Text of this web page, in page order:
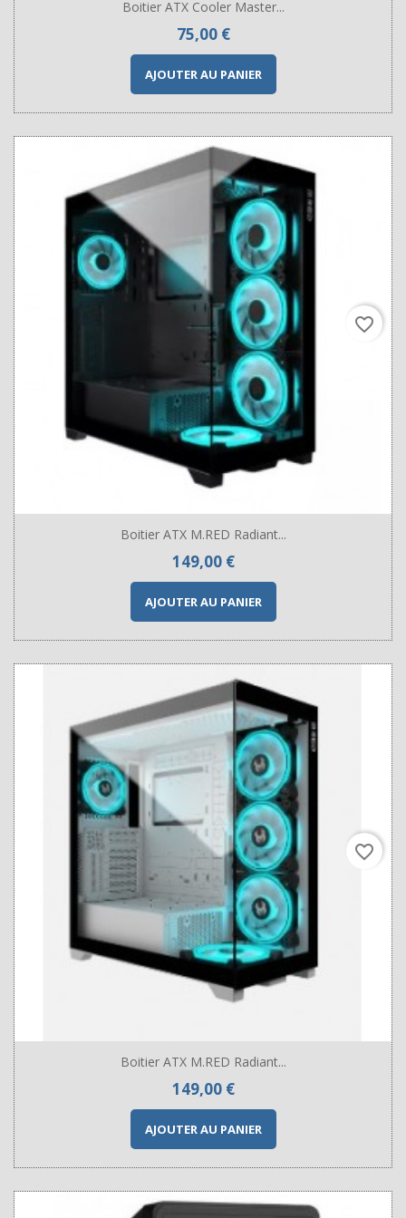
Boitier ATX Cooler Master...
Prix
75,00 €
AJOUTER AU PANIER
Boitier ATX M.RED Radiant...
Prix
149,00 €
AJOUTER AU PANIER
favorite_border
Boitier ATX M.RED Radiant...
Prix
149,00 €
AJOUTER AU PANIER
favorite_border